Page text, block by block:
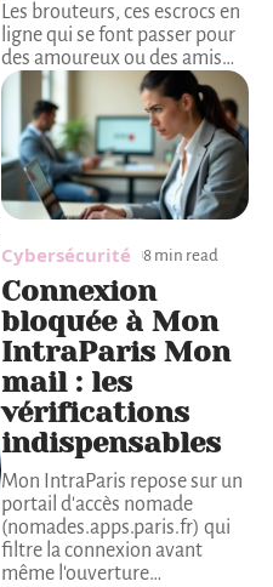
Les brouteurs, ces escrocs en
ligne qui se font passer pour
des amoureux ou des amis…
Cybersécurité 8 min read
Connexion
bloquée à Mon
IntraParis Mon
mail : les
vérifications
indispensables
Mon IntraParis repose sur un
portail d'accès nomade
(nomades.apps.paris.fr) qui
filtre la connexion avant
même l'ouverture…